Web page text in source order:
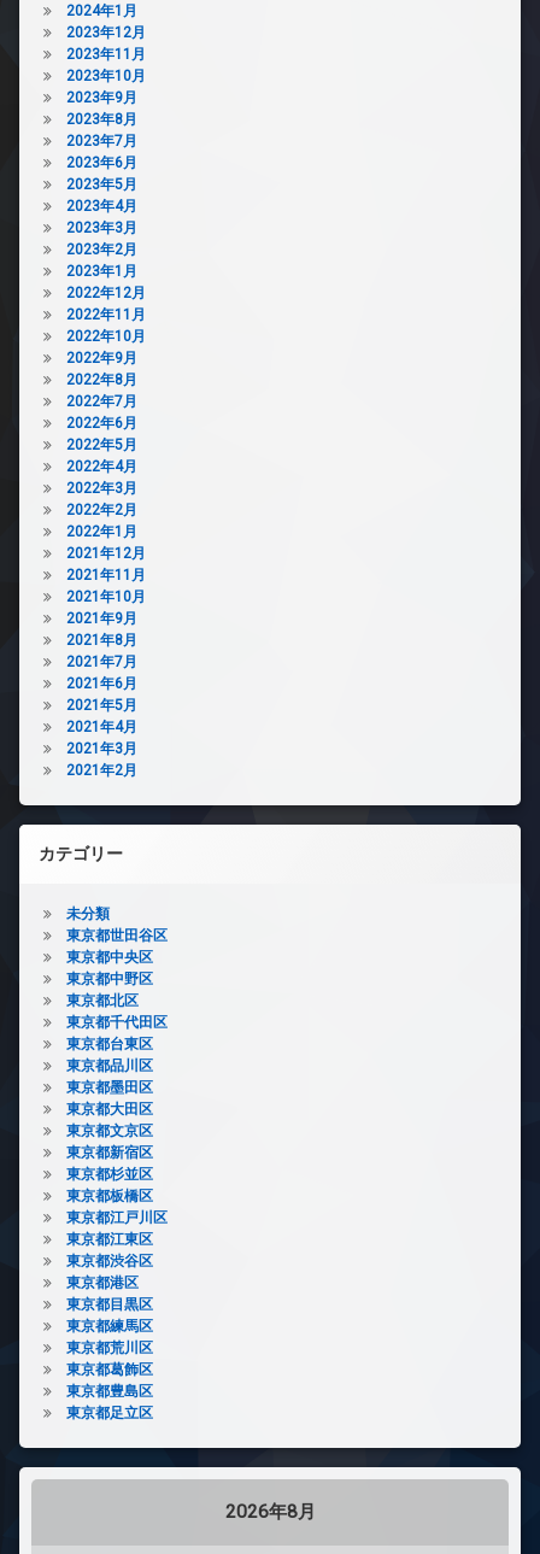
2024年1月
2023年12月
2023年11月
2023年10月
2023年9月
2023年8月
2023年7月
2023年6月
2023年5月
2023年4月
2023年3月
2023年2月
2023年1月
2022年12月
2022年11月
2022年10月
2022年9月
2022年8月
2022年7月
2022年6月
2022年5月
2022年4月
2022年3月
2022年2月
2022年1月
2021年12月
2021年11月
2021年10月
2021年9月
2021年8月
2021年7月
2021年6月
2021年5月
2021年4月
2021年3月
2021年2月
カテゴリー
未分類
東京都世田谷区
東京都中央区
東京都中野区
東京都北区
東京都千代田区
東京都台東区
東京都品川区
東京都墨田区
東京都大田区
東京都文京区
東京都新宿区
東京都杉並区
東京都板橋区
東京都江戸川区
東京都江東区
東京都渋谷区
東京都港区
東京都目黒区
東京都練馬区
東京都荒川区
東京都葛飾区
東京都豊島区
東京都足立区
2026年8月